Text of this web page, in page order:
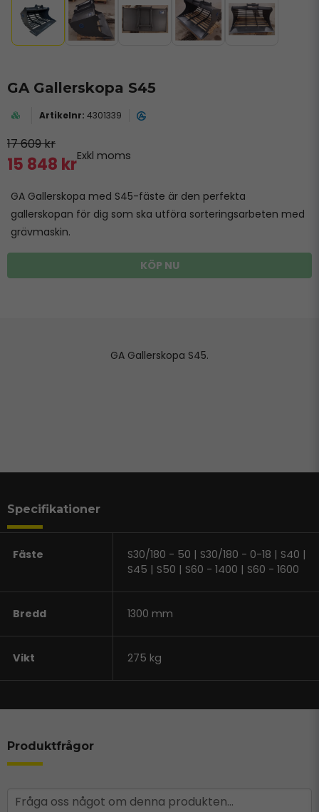
GA Gallerskopa S45
4301339
17 609 kr
15 848 krExkl moms
GA Gallerskopa med S45-fäste är den perfekta
gallerskopan för dig som ska utföra sorteringsarbeten med
grävmaskin.
KÖP NU
GA Gallerskopa S45.
Specifikationer
Fäste
S30/180 - 50 | S30/180 - 0-18 | S40 |
S45 | S50 | S60 - 1400 | S60 - 1600
Bredd 1300 mm
Vikt 275 kg
Produktfrågor
question
Fråga oss något om denna produkten...